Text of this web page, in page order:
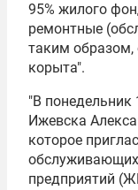
95% жилого
ремонтные
таким образом,
корыта".
"В понедельник
Ижевска
которое
предприятий